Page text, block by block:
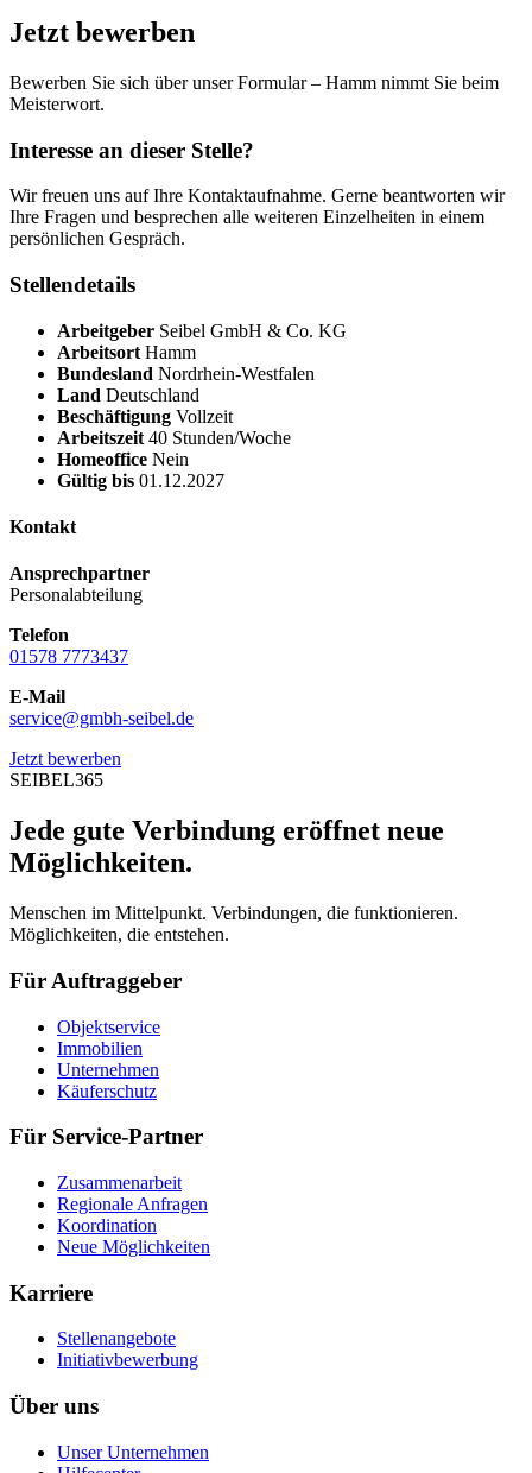
Jetzt bewerben
Bewerben Sie sich über unser Formular – Hamm nimmt Sie beim
Meisterwort.
Interesse an dieser Stelle?
Wir freuen uns auf Ihre Kontaktaufnahme. Gerne beantworten wir
Ihre Fragen und besprechen alle weiteren Einzelheiten in einem
persönlichen Gespräch.
Stellendetails
Arbeitgeber Seibel GmbH & Co. KG
Arbeitsort Hamm
Bundesland Nordrhein-Westfalen
Land Deutschland
Beschäftigung Vollzeit
Arbeitszeit 40 Stunden/Woche
Homeoffice Nein
Gültig bis 01.12.2027
Kontakt
Ansprechpartner
Personalabteilung
Telefon
01578 7773437
E-Mail
service@gmbh-seibel.de
Jetzt bewerben
SEIBEL365
Jede gute Verbindung eröffnet neue
Möglichkeiten.
Menschen im Mittelpunkt. Verbindungen, die funktionieren.
Möglichkeiten, die entstehen.
Für Auftraggeber
Objektservice
Immobilien
Unternehmen
Käuferschutz
Für Service-Partner
Zusammenarbeit
Regionale Anfragen
Koordination
Neue Möglichkeiten
Karriere
Stellenangebote
Initiativbewerbung
Über uns
Unser Unternehmen